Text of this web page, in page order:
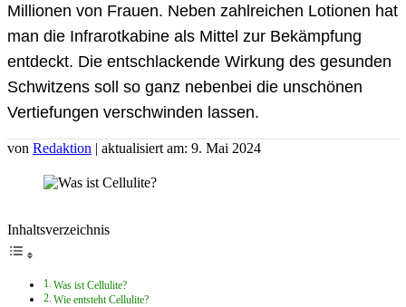
Millionen von Frauen. Neben zahlreichen Lotionen hat
man die Infrarotkabine als Mittel zur Bekämpfung
entdeckt. Die entschlackende Wirkung des gesunden
Schwitzens soll so ganz nebenbei die unschönen
Vertiefungen verschwinden lassen.
von Redaktion | aktualisiert am: 9. Mai 2024
Inhaltsverzeichnis
Was ist Cellulite?
Wie entsteht Cellulite?